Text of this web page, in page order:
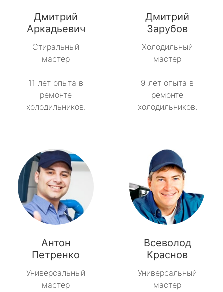
Дмитрий
Аркадьевич
Стиральный
мастер
11 лет опыта в
ремонте
холодильников.
Дмитрий
Зарубов
Холодильный
мастер
9 лет опыта в
ремонте
холодильников.
Антон
Петренко
Универсальный
мастер
Всеволод
Краснов
Универсальный
мастер